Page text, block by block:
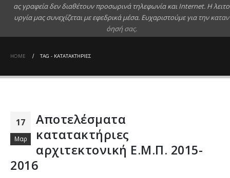
ας γραφεία δεν διαθέτουν προσωρινά τηλεφωνία και Internet. Ηλειτο
υργία μας συνεχίζεται με εφεδρικά μέσα. Ευχαριστούμε για την καταν
όησή σας.
HOME TAG - ΚΑΤΑΤΑΚΤΉΡΙΕΣ
17
Μαρ
Αποτελέσματα
κατατακτήριες
αρχιτεκτονική Ε.Μ.Π. 2015-
2016